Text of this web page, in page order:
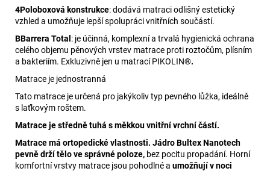
4Poloboxová konstrukce: dodává matraci odlišný estetický
vzhled a umožňuje lepší spolupráci vnitřních součástí.
BBarrera Total: je účinná, komplexní a trvalá hygienická ochrana
celého objemu pěnových vrstev matrace proti roztočům, plísním
a bakteriím. Exkluzivně jen u matrací PIKOLIN®.
Matrace je jednostranná
Tato matrace je určená pro jakýkoliv typ pevného lůžka, ideálně
s laťkovým roštem.
Matrace je středně tuhá s měkkou vnitřní vrchní částí.
Matrace má ortopedické vlastnosti. Jádro Bultex Nanotech
pevně drží tělo ve správné poloze, bez pocitu propadání. Horní
komfortní vrstvy matrace jsou pohodlné a umožňují v noci